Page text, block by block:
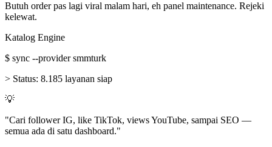
Butuh order pas lagi viral malam hari, eh panel maintenance. Rejeki
kelewat.
Katalog Engine
$ sync --provider smmturk
> Status: 8.185 layanan siap
💡
"Cari follower IG, like TikTok, views YouTube, sampai SEO —
semua ada di satu dashboard."